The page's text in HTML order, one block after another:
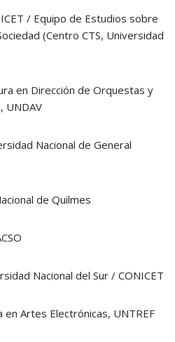
/ Equipo de Estudios sobre
(Centro CTS, Universidad
en Dirección de Orquestas y
UNDAV
Nacional de General
de Quilmes
Nacional del Sur / CONICET
en Artes Electrónicas, UNTREF